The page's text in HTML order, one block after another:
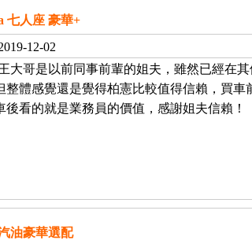
七人座 豪華+
12-02
大哥是以前同事前輩的姐夫，雖然已經在其
整體感覺還是覺得柏憲比較值得信賴，買車
後看的就是業務員的價值，感謝姐夫信賴！
油豪華選配